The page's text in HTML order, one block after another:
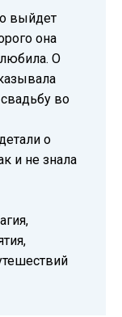
выйдет
она
О
во
о
и не знала